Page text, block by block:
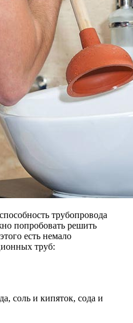
трубопровода
попробовать решить
есть немало
труб:
соль и кипяток, сода и